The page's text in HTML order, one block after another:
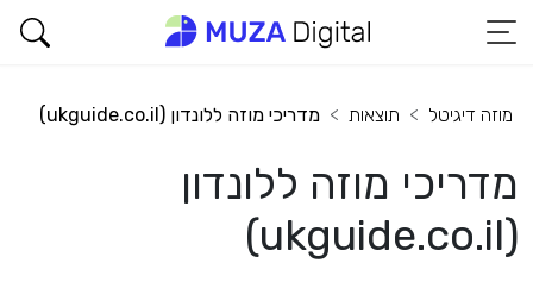
מוזה דיגיטל תוצאות מדריכי מוזה ללונדון (ukguide.co.il)
מדריכי מוזה ללונדון
(ukguide.co.il)